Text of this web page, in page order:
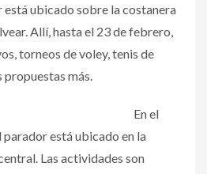
está ubicado sobre la costanera
Allí, hasta el 23 de febrero,
torneos de voley, tenis de
más.
En el
parador está ubicado en la
Las actividades son